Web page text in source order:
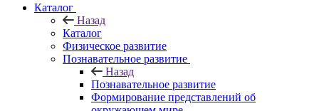
Каталог
Назад
Каталог
Физическое развитие
Познавательное развитие
Назад
Познавательное развитие
Формирование представлений об